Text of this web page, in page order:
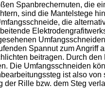
Spanbrechernuten, die
sind die Mantelstege
die
Spannut zum Angriff
beitragen. Durch
Die Umfangsschneiden
ist also
der Rille bzw. dem Steg